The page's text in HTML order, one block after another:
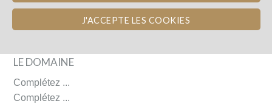
J'ACCEPTE LES COOKIES
LE DOMAINE
Complétez ...
Complétez ...